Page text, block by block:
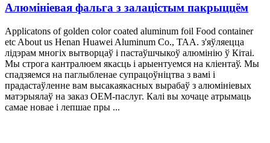
Алюмініевая фальга з залацістым пакрыццём
Applicatons of golden color coated aluminum foil Food container
etc About us Henan Huawei Aluminum Co., ТАА. з'яўляецца
лідэрам многіх вытворцаў і пастаўшчыкоў алюмінію ў Кітаі.
Мы строга кантралюем якасць і арыентуемся на кліентаў. Мы
спадзяемся на паглыбленае супрацоўніцтва з вамі і
прадастаўленне вам высакаякасных вырабаў з алюмініевых
матэрыялаў на заказ OEM-паслуг. Калі вы хочаце атрымаць
самае новае і лепшае пры ...